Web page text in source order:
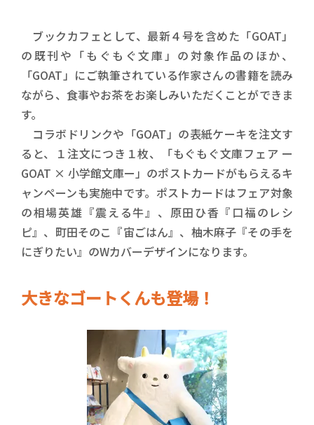
ブックカフェとして、最新４号を含めた「GOAT」
の既刊や「もぐもぐ文庫」の対象作品のほか、
「GOAT」にご執筆されている作家さんの書籍を読み
ながら、食事やお茶をお楽しみいただくことができま
す。
コラボドリンクや「GOAT」の表紙ケーキを注文す
ると、１注文につき１枚、「もぐもぐ文庫フェア ー
GOAT × 小学館文庫ー」のポストカードがもらえるキ
ャンペーンも実施中です。ポストカードはフェア対象
の相場英雄『震える牛』、原田ひ香『口福のレシ
ピ』、町田そのこ『宙ごはん』、柚木麻子『その手を
にぎりたい』のWカバーデザインになります。
大きなゴートくんも登場！